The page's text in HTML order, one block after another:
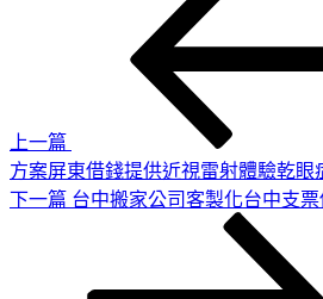
上一篇
方案屏東借錢提供近視雷射體驗乾眼
下
下一篇 台中搬家公司客製化台中支